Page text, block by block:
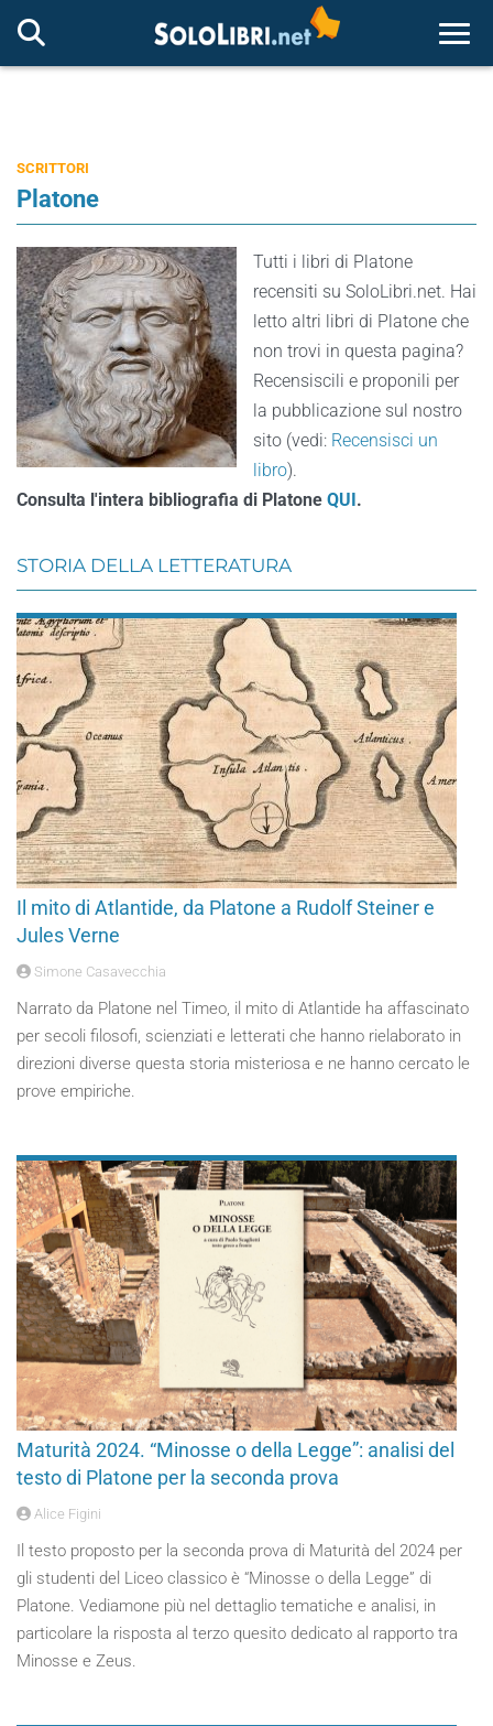
SCRITTORI
Platone
Tutti i libri di Platone
recensiti su SoloLibri.net. Hai
letto altri libri di Platone che
non trovi in questa pagina?
Recensiscili e proponili per
la pubblicazione sul nostro
sito (vedi: Recensisci un
libro).
Consulta l'intera bibliografia di Platone QUI.
STORIA DELLA LETTERATURA
Il mito di Atlantide, da Platone a Rudolf Steiner e
Jules Verne
Simone Casavecchia
Narrato da Platone nel Timeo, il mito di Atlantide ha affascinato
per secoli filosofi, scienziati e letterati che hanno rielaborato in
direzioni diverse questa storia misteriosa e ne hanno cercato le
prove empiriche.
Maturità 2024. “Minosse o della Legge”: analisi del
testo di Platone per la seconda prova
Alice Figini
Il testo proposto per la seconda prova di Maturità del 2024 per
gli studenti del Liceo classico è “Minosse o della Legge” di
Platone. Vediamone più nel dettaglio tematiche e analisi, in
particolare la risposta al terzo quesito dedicato al rapporto tra
Minosse e Zeus.